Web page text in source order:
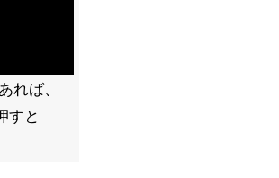
れば、
すと